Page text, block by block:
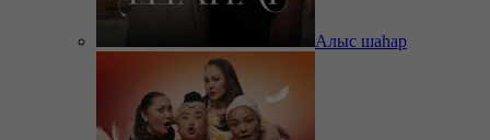
Алыс шаһар